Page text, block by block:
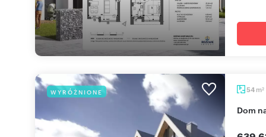
WYRÓŻNIONE 54 m2
dom